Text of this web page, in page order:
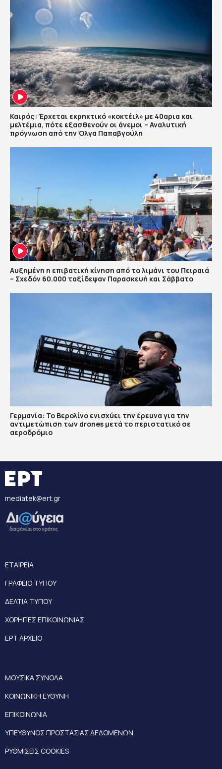
Καιρός: Έρχεται εκρηκτικό «κοκτέιλ» με 40αρια και
μελτέμια, πότε εξασθενούν οι άνεμοι – Αναλυτική
πρόγνωση από την Όλγα Παπαβγούλη
Αυξημένη η επιβατική κίνηση από το λιμάνι του Πειραιά
– Σχεδόν 60.000 ταξίδεψαν Παρασκευή και Σάββατο
Γερμανία: Το Βερολίνο ενισχύει την έρευνα για την
αντιμετώπιση των drones μετά το περιστατικό σε
αεροδρόμιο
mediatek@ert.gr
ΕΤΑΙΡΕΙΑ
ΓΡΑΦΕΙΟ ΤΥΠΟΥ
ΔΕΛΤΙΑ ΤΥΠΟΥ
ΧΟΡΗΓΙΕΣ ΕΠΙΚΟΙΝΩΝΙΑΣ
ΕΡΤ ΑΡΧΕΙΟ
ΜΟΥΣΙΚΑ ΣΥΝΟΛΑ
ΚΟΙΝΩΝΙΚΗ ΕΥΘΥΝΗ
ΕΠΙΚΟΙΝΩΝΙΑ
ΥΠΕΥΘΥΝΟΣ ΠΡΟΣΤΑΣΙΑΣ ΔΕΔΟΜΕΝΩΝ
ΡΥΘΜΙΣΕΙΣ COOKIES